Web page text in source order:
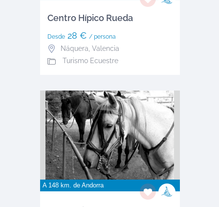
Centro Hípico Rueda
Desde28 € / persona
Náquera Valencia
Turismo Ecuestre
A 148 km. de Andorra